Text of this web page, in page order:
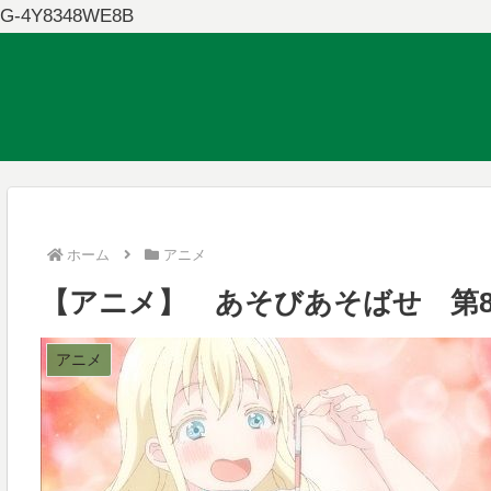
G-4Y8348WE8B
ホーム アニメ
【アニメ】 あそびあそばせ 第
アニメ